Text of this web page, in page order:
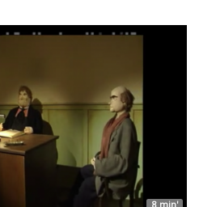
8 min'